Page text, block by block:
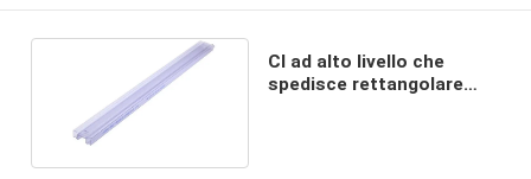
CI ad alto livello che
spedisce rettangolare